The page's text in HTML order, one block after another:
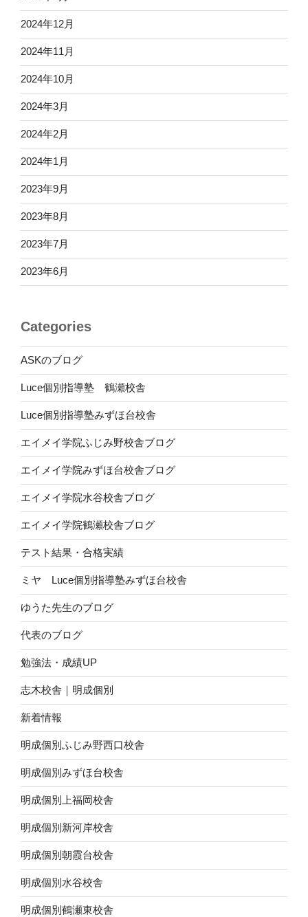
2024年12月
2024年11月
2024年10月
2024年3月
2024年2月
2024年1月
2023年9月
2023年8月
2023年7月
2023年6月
Categories
ASKのブログ
Luce個別指導塾 鶴瀬校舎
Luce個別指導塾みずほ台校舎
エイメイ学院ふじみ野校舎ブログ
エイメイ学院みずほ台校舎ブログ
エイメイ学院水谷校舎ブログ
エイメイ学院鶴瀬校舎ブログ
テスト結果・合格実績
ミヤ Luce個別指導塾みずほ台校舎
ゆうた先生のブログ
代表のブログ
勉強法・成績UP
志木校舎｜明成個別
新着情報
明成個別ふじみ野西口校舎
明成個別みずほ台校舎
明成個別上福岡校舎
明成個別新河岸校舎
明成個別朝霞台校舎
明成個別水谷校舎
明成個別鶴瀬東校舎